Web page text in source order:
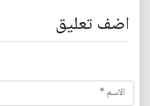
اضف تعليق